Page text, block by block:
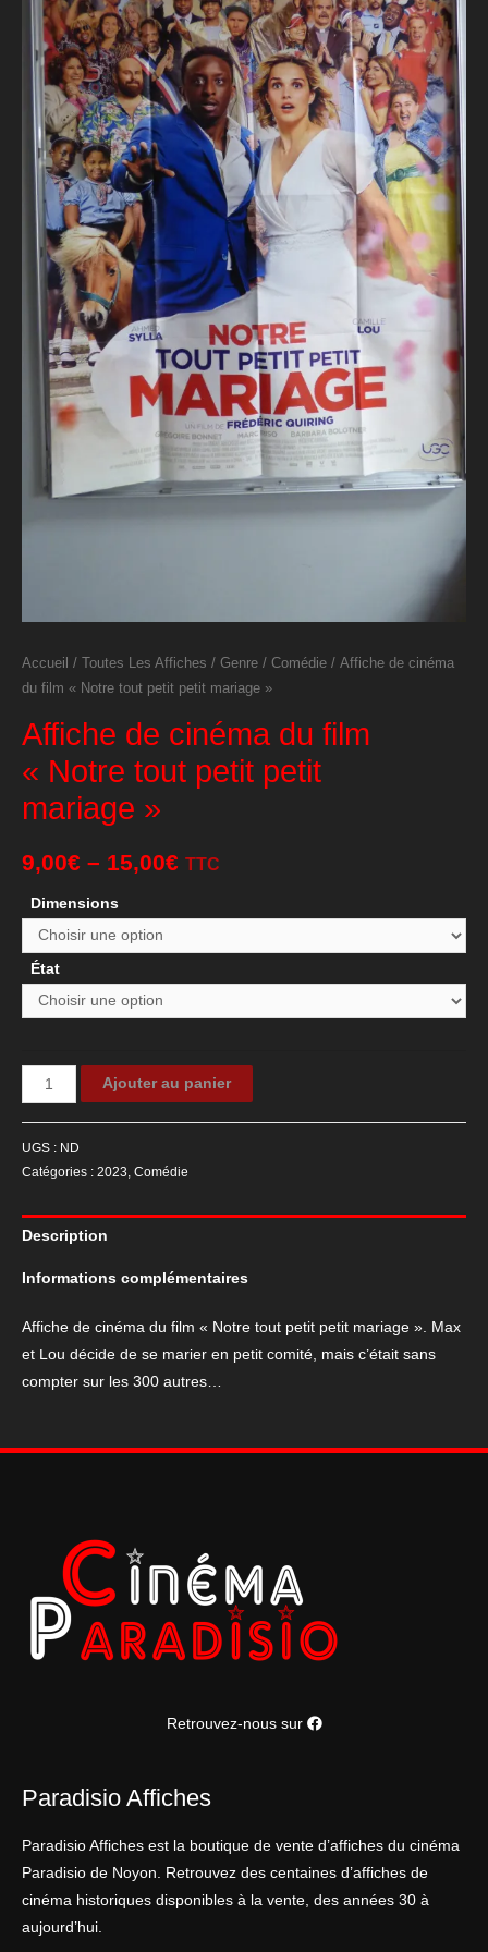
Accueil / Toutes Les Affiches / Genre / Comédie / Affiche de cinéma
du film « Notre tout petit petit mariage »
Affiche de cinéma du film
« Notre tout petit petit
mariage »
9,00€ – 15,00€ TTC
Dimensions
État
quantité
de
du
film
"Notre
petit
petit
mariage"
Ajouter au panier
UGS : ND
Catégories : 2023, Comédie
Description
Informations complémentaires
Affiche de cinéma du film « Notre tout petit petit mariage ». Max
et Lou décide de se marier en petit comité, mais c’était sans
compter sur les 300 autres…
Retrouvez-nous sur
Paradisio Affiches
Paradisio Affiches est la boutique de vente d’affiches du cinéma
Paradisio de Noyon. Retrouvez des centaines d’affiches de
cinéma historiques disponibles à la vente, des années 30 à
aujourd’hui.